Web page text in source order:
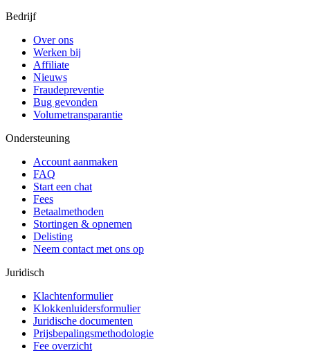
Bedrijf
Over ons
Werken bij
Affiliate
Nieuws
Fraudepreventie
Bug gevonden
Volumetransparantie
Ondersteuning
Account aanmaken
FAQ
Start een chat
Fees
Betaalmethoden
Stortingen & opnemen
Delisting
Neem contact met ons op
Juridisch
Klachtenformulier
Klokkenluidersformulier
Juridische documenten
Prijsbepalingsmethodologie
Fee overzicht